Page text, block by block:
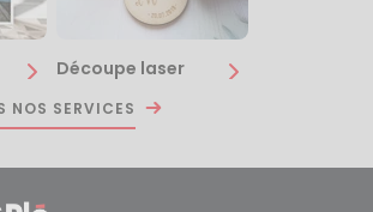
Découpe laser
NOS SERVICES